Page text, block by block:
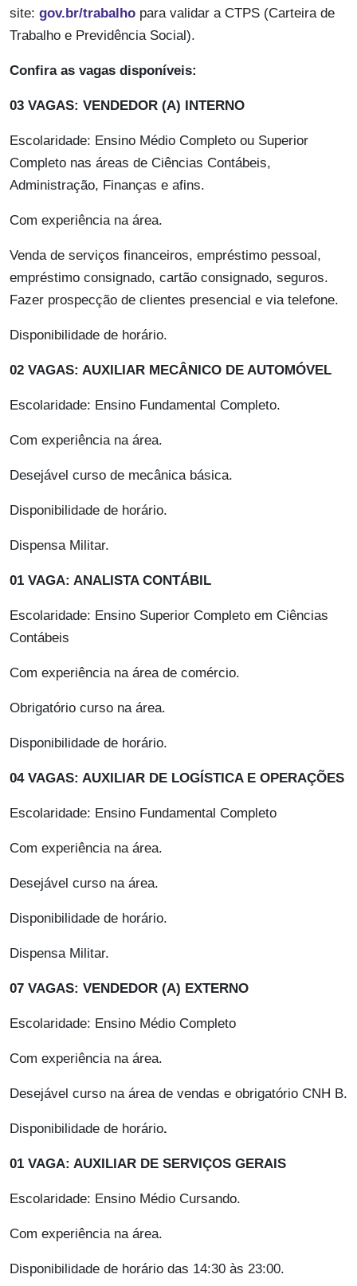
site: gov.br/trabalho para validar a CTPS (Carteira de
Trabalho e Previdência Social).
Confira as vagas disponíveis:
03 VAGAS: VENDEDOR (A) INTERNO
Escolaridade: Ensino Médio Completo ou Superior
Completo nas áreas de Ciências Contábeis,
Administração, Finanças e afins.
Com experiência na área.
Venda de serviços financeiros, empréstimo pessoal,
empréstimo consignado, cartão consignado, seguros.
Fazer prospecção de clientes presencial e via telefone.
Disponibilidade de horário.
02 VAGAS: AUXILIAR MECÂNICO DE AUTOMÓVEL
Escolaridade: Ensino Fundamental Completo.
Com experiência na área.
Desejável curso de mecânica básica.
Disponibilidade de horário.
Dispensa Militar.
01 VAGA: ANALISTA CONTÁBIL
Escolaridade: Ensino Superior Completo em Ciências
Contábeis
Com experiência na área de comércio.
Obrigatório curso na área.
Disponibilidade de horário.
04 VAGAS: AUXILIAR DE LOGÍSTICA E OPERAÇÕES
Escolaridade: Ensino Fundamental Completo
Com experiência na área.
Desejável curso na área.
Disponibilidade de horário.
Dispensa Militar.
07 VAGAS: VENDEDOR (A) EXTERNO
Escolaridade: Ensino Médio Completo
Com experiência na área.
Desejável curso na área de vendas e obrigatório CNH B.
Disponibilidade de horário.
01 VAGA: AUXILIAR DE SERVIÇOS GERAIS
Escolaridade: Ensino Médio Cursando.
Com experiência na área.
Disponibilidade de horário das 14:30 às 23:00.